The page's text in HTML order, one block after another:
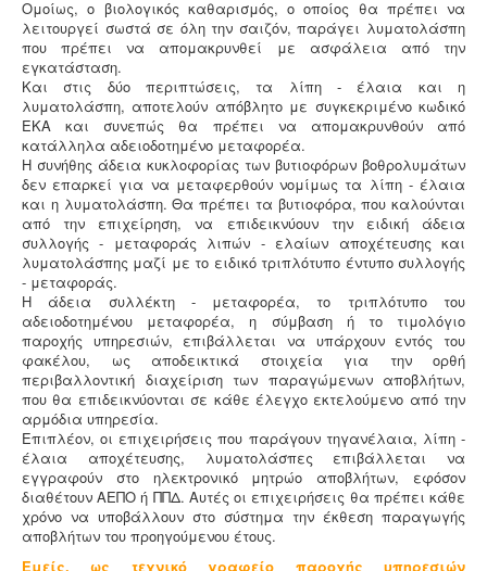
επιχειρήσεις εκπαιδευτήριων, χώρων συνάθροισης
κοινού, γραφείων και εμπορικών
καταστημάτων οφείλουν να επανακαθορίσουν μέτρα
και μέσα πυροπροστασίας σύμφωνα με τις νέες
διατάξεις (ΠΥΔ 16/15, 3/15, 17/16 & /17).
Ομοίως, ο βιολογικός καθαρισμός, ο οποίος θα πρέπει να
λειτουργεί σωστά σε όλη την σαιζόν, παράγει λυματολάσπη
που πρέπει να απομακρυνθεί με ασφάλεια από την
εγκατάσταση.
Και στις δύο περιπτώσεις, τα λίπη - έλαια και η
λυματολάσπη, αποτελούν απόβλητο με συγκεκριμένο κωδικό
ΕΚΑ και συνεπώς θα πρέπει να απομακρυνθούν από
κατάλληλα αδειοδοτημένο μεταφορέα.
Η συνήθης άδεια κυκλοφορίας των βυτιοφόρων βοθρολυμάτων
δεν επαρκεί για να μεταφερθούν νομίμως τα λίπη - έλαια
και η λυματολάσπη. Θα πρέπει τα βυτιοφόρα, που καλούνται
από την επιχείρηση, να επιδεικνύουν την ειδική άδεια
συλλογής - μεταφοράς λιπών - ελαίων αποχέτευσης και
λυματολάσπης μαζί με το ειδικό τριπλότυπο έντυπο συλλογής
- μεταφοράς.
Η άδεια συλλέκτη - μεταφορέα, το τριπλότυπο του
αδειοδοτημένου μεταφορέα, η σύμβαση ή το τιμολόγιο
παροχής υπηρεσιών, επιβάλλεται να υπάρχουν εντός του
φακέλου, ως αποδεικτικά στοιχεία για την ορθή
περιβαλλοντική διαχείριση των παραγώμενων αποβλήτων,
που θα επιδεικνύονται σε κάθε έλεγχο εκτελούμενο από την
αρμόδια υπηρεσία.
Επιπλέον, οι επιχειρήσεις που παράγουν τηγανέλαια, λίπη -
έλαια αποχέτευσης, λυματολάσπες επιβάλλεται να
εγγραφούν στο ηλεκτρονικό μητρώο αποβλήτων, εφόσον
διαθέτουν ΑΕΠΟ ή ΠΠΔ. Αυτές οι επιχειρήσεις θα πρέπει κάθε
χρόνο να υποβάλλουν στο σύστημα την έκθεση παραγωγής
αποβλήτων του προηγούμενου έτους.
Εμείς, ως τεχνικό γραφείο παροχής υπηρεσιών